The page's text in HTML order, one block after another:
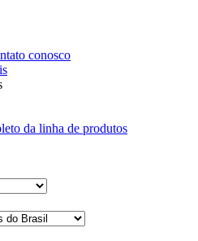
conosco
da linha de produtos